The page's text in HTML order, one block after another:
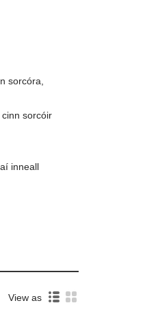
sorcóra,
sorcóir
inneall
View as